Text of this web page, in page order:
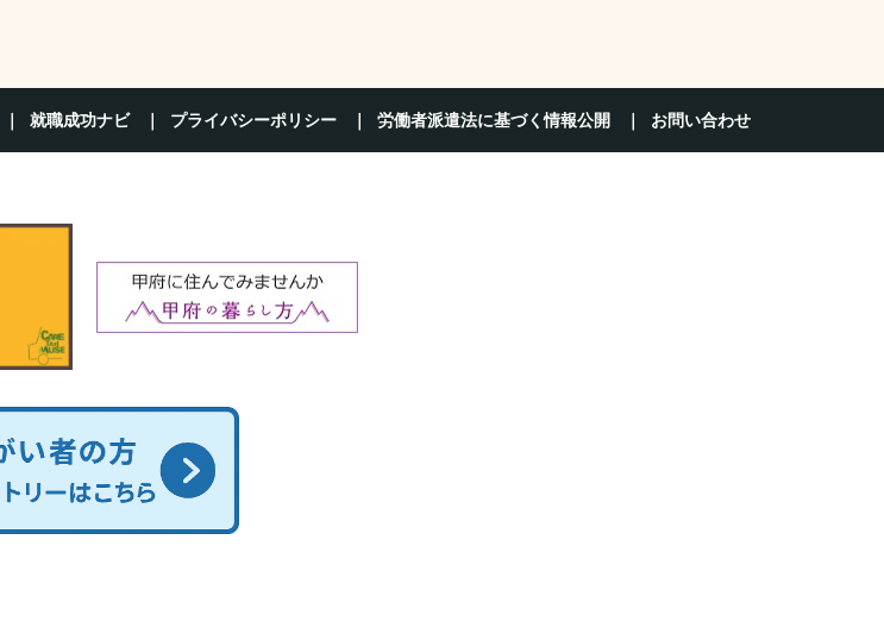
就職成功ナビ プライバシーポリシー 労働者派遣法に基づく情報公開 お問い合わせ